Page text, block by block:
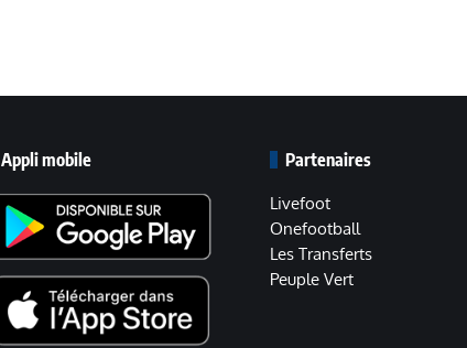
Appli mobile Partenaires
Livefoot
Onefootball
Les Transferts
Peuple Vert